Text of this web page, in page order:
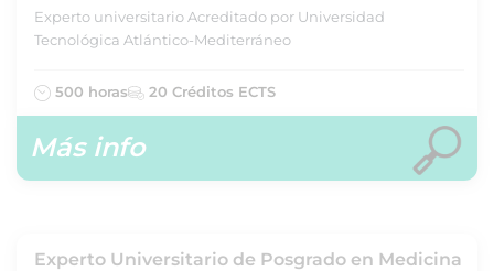
Experto universitario Acreditado por Universidad
Tecnológica Atlántico-Mediterráneo
500 horas 20 Créditos ECTS
Más info
Experto Universitario de Posgrado en Medicina